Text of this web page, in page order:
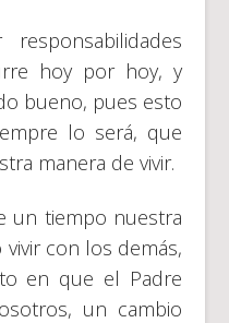
hoy por hoy, y
bueno, pues esto
lo será, que
manera de vivir.
un tiempo nuestra
con los demás,
en que el Padre
un cambio